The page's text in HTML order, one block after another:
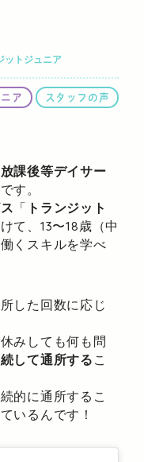
トジュニア
ア スタッフの声
課後等デイサー
す。
「 トランジット
て、13〜18歳（中
くスキルを学べ
した回数に応じ
みしても何も問
して通所する こ
的に通所するこ
いるんです！